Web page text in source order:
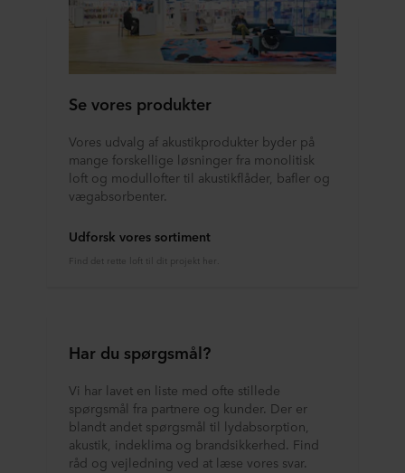
Se vores produkter
Vores udvalg af akustikprodukter byder på
mange forskellige løsninger fra monolitisk
loft og modullofter til akustikflåder, bafler og
vægabsorbenter.
Udforsk vores sortiment
Find det rette loft til dit projekt her.
Har du spørgsmål?
Vi har lavet en liste med ofte stillede
spørgsmål fra partnere og kunder. Der er
blandt andet spørgsmål til lydabsorption,
akustik, indeklima og brandsikkerhed. Find
råd og vejledning ved at læse vores svar.